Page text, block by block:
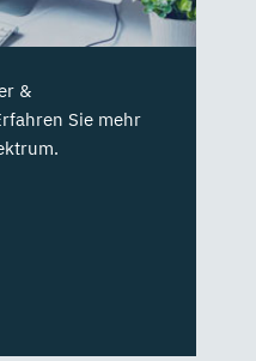
&
Sie mehr